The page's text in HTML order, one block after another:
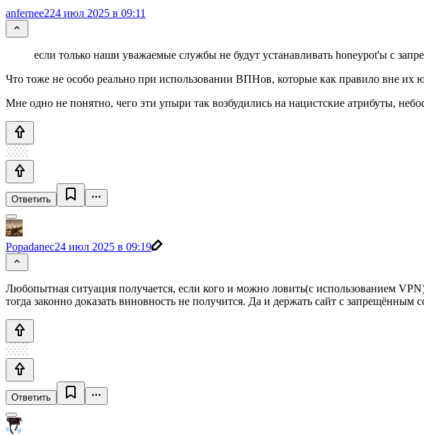
anfernee224 июл 2025 в 09:11
если только наши уважаемые службы не будут устанавливать honeypot'ы с
Что тоже не особо реально при использовании ВПНов, которые как правило вне их
Мне одно не понятно, чего эти упыри так возбудились на нацистские атрибуты,
Ответить
Popadanec24 июл 2025 в 09:19
Любопытная ситуация получается, если кого и можно ловить(с использованием
тогда законно доказать виновность не получится. Да и держать сайт с
Ответить